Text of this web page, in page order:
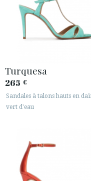
Turquesa
265 €
Sandales à talons hauts en
vert d'eau